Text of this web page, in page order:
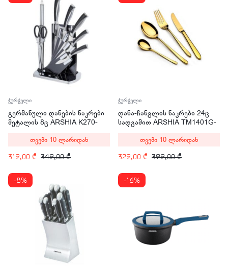
ჭურჭელი
გერმანული დანების ნაკრები
მეტალის 8ც ARSHIA K270-
349,00₾
319,00 ₾
თვეში 10 ლარიდან
ჭურჭელი
დანა-ჩანგლის ნაკრები 24ც
სადგამით ARSHIA TM1401G-
399,00₾
329,00 ₾
თვეში 10 ლარიდან
-8% -16%